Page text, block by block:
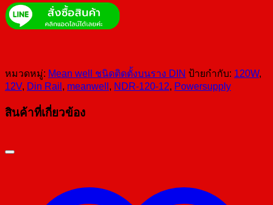
หมวดหมู่: Mean well ชนิดติดตั้งบนราง DIN ป้ายกำกับ: 120W,
12V, Din Rail , meanwell , NDR-120-12, Powersupply
สินค้าที่เกี่ยวข้อง